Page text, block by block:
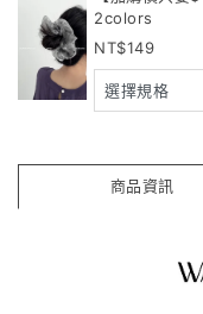
2colors
149
商品資訊